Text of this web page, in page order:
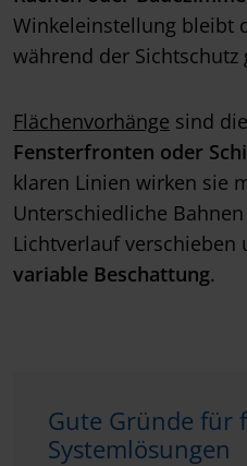
Winkeleinstellung bleibt
während der Sichtschutz
Flächenvorhänge sind
Fensterfronten oder
klaren Linien wirken sie
Unterschiedliche
Lichtverlauf verschieben
variable Beschattung.
Gute Gründe für
Systemlösungen